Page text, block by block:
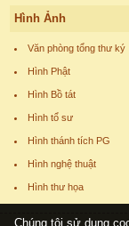
Hình Ảnh
Văn phòng tổng thư ký
Hình Phật
Hình Bồ tát
Hình tổ sư
Hình thánh tích PG
Hình nghệ thuật
Hình thư họa
Chúng tôi sử dụng